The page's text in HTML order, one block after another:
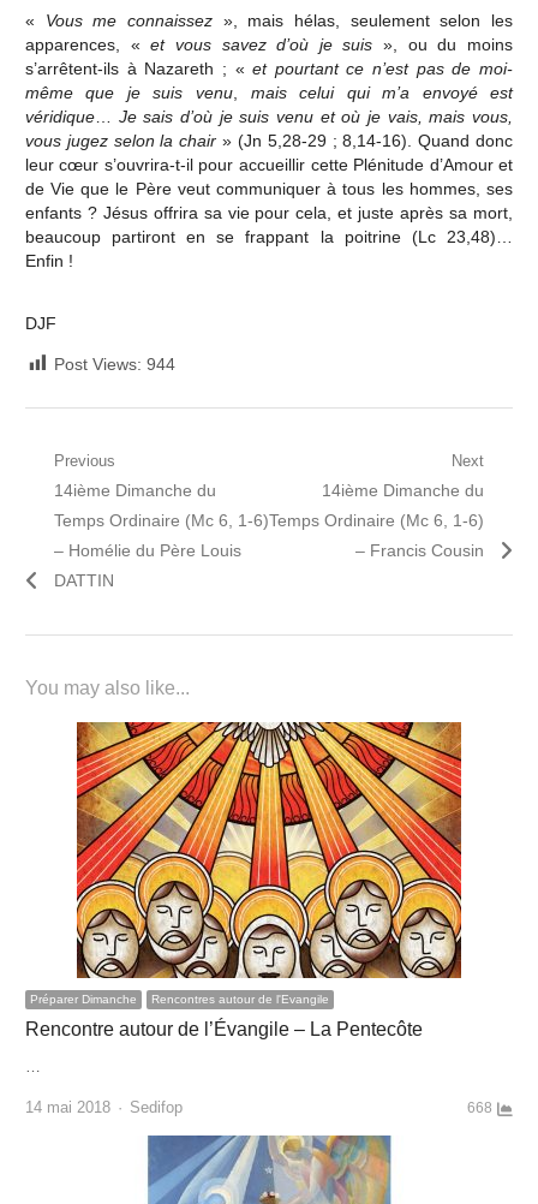
« Vous me connaissez », mais hélas, seulement selon les
apparences, «et vous savez d’où je suis», ou du moins
s’arrêtent-ils à Nazareth ; «et pourtant ce n’est pas de moi-
même que je suis venu, mais celui qui m’a envoyé est
véridique… Je sais d’où je suis venu et où je vais, mais vous,
vous jugez selon la chair» (Jn 5,28-29 ; 8,14-16). Quand donc
leur cœur s’ouvrira-t-il pour accueillir cette Plénitude d’Amour et
de Vie que le Père veut communiquer à tous les hommes, ses
enfants ? Jésus offrira sa vie pour cela, et juste après sa mort,
beaucoup partiront en se frappant la poitrine (Lc 23,48)…
Enfin !
DJF
Post Views: 944
Navigation
de
l’article
Previous
Previous
post:
14ième Dimanche du
Temps Ordinaire (Mc 6, 1-6)
– Homélie du Père Louis
DATTIN
Next
Next
post:
14ième Dimanche du
Temps Ordinaire (Mc 6, 1-6)
– Francis Cousin
You may also like...
Préparer Dimanche Rencontres autour de l'Evangile
Rencontre autour de l’Évangile – La Pentecôte
14 mai 2018 Author
Sedifop 668